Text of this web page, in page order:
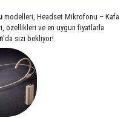
modelleri, Headset Mikrofonu – Kafa
özellikleri ve en uygun fiyatlarla
'da sizi bekliyor!